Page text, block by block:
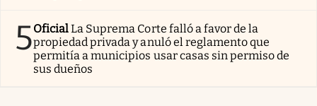
5OficialLa Suprema Corte falló a favor de la
propiedad privada y anuló el reglamento que
permitía a municipios usar casas sin permiso de
sus dueños